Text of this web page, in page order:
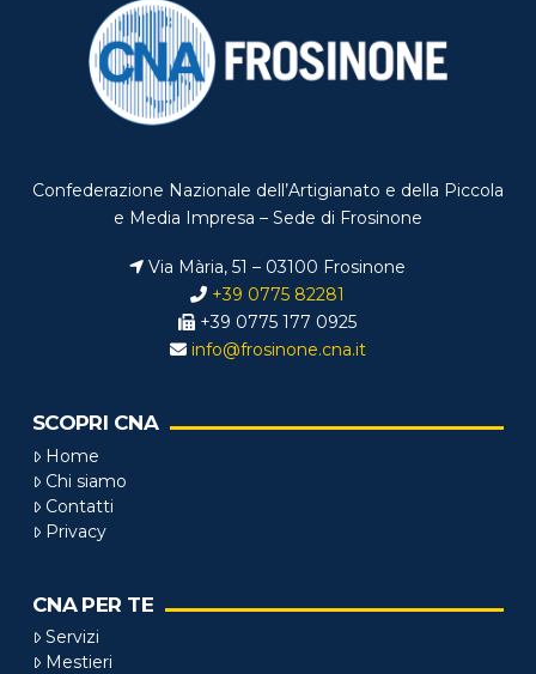
Confederazione Nazionale dell’Artigianato e della Piccola
e Media Impresa – Sede di Frosinone
Via Mària, 51 – 03100 Frosinone
+39 0775 82281
+39 0775 177 0925
info@frosinone.cna.it
SCOPRI CNA
Home
Chi siamo
Contatti
Privacy
CNA PER TE
Servizi
Mestieri